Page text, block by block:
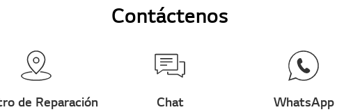
Contáctenos
de Reparación Chat WhatsApp